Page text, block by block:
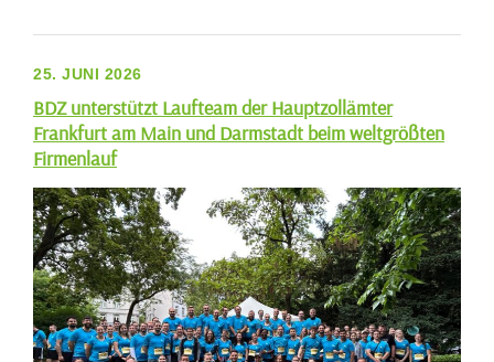
25. JUNI 2026
BDZ unterstützt Laufteam der Hauptzollämter
Frankfurt am Main und Darmstadt beim weltgrößten
Firmenlauf